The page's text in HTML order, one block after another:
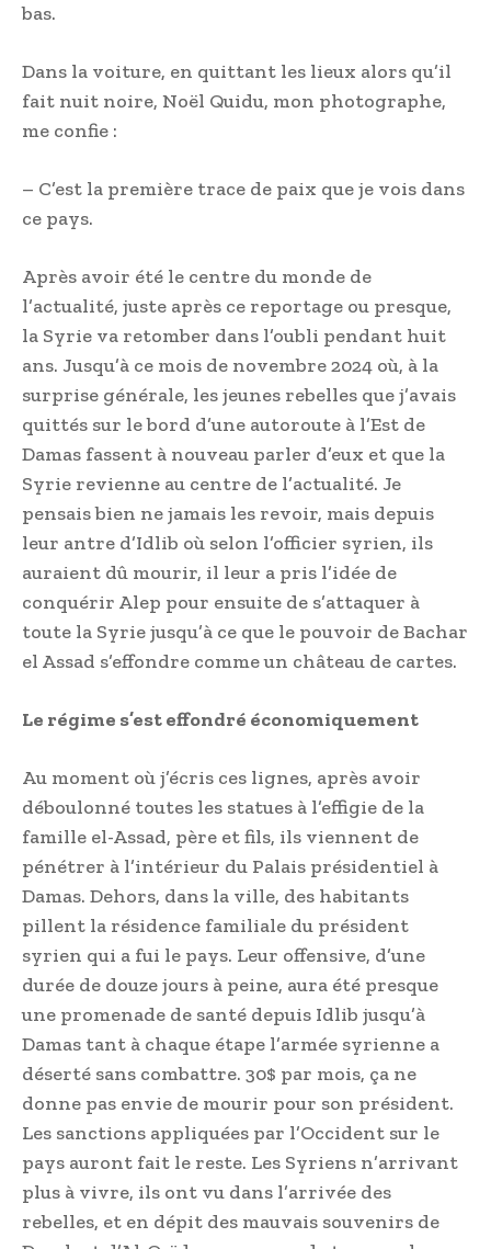
bas.
Dans la voiture, en quittant les lieux alors qu’il
fait nuit noire, Noël Quidu, mon photographe,
me confie :
– C’est la première trace de paix que je vois dans
ce pays.
Après avoir été le centre du monde de
l’actualité, juste après ce reportage ou presque,
la Syrie va retomber dans l’oubli pendant huit
ans. Jusqu’à ce mois de novembre 2024 où, à la
surprise générale, les jeunes rebelles que j’avais
quittés sur le bord d’une autoroute à l’Est de
Damas fassent à nouveau parler d’eux et que la
Syrie revienne au centre de l’actualité. Je
pensais bien ne jamais les revoir, mais depuis
leur antre d’Idlib où selon l’officier syrien, ils
auraient dû mourir, il leur a pris l’idée de
conquérir Alep pour ensuite de s’attaquer à
toute la Syrie jusqu’à ce que le pouvoir de Bachar
el Assad s’effondre comme un château de cartes.
Le régime s’est effondré économiquement
Au moment où j’écris ces lignes, après avoir
déboulonné toutes les statues à l’effigie de la
famille el-Assad, père et fils, ils viennent de
pénétrer à l’intérieur du Palais présidentiel à
Damas. Dehors, dans la ville, des habitants
pillent la résidence familiale du président
syrien qui a fui le pays. Leur offensive, d’une
durée de douze jours à peine, aura été presque
une promenade de santé depuis Idlib jusqu’à
Damas tant à chaque étape l’armée syrienne a
déserté sans combattre. 30$ par mois, ça ne
donne pas envie de mourir pour son président.
Les sanctions appliquées par l’Occident sur le
pays auront fait le reste. Les Syriens n’arrivant
plus à vivre, ils ont vu dans l’arrivée des
rebelles, et en dépit des mauvais souvenirs de